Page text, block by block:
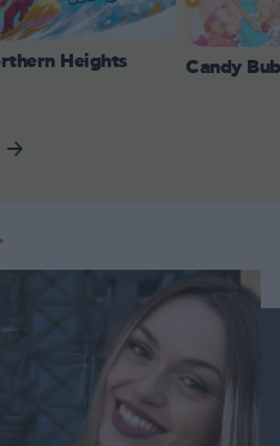
Heights Candy